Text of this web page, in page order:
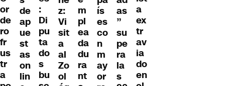
or
de
ro
fr
us
tr
a
de
ap
ue
st
as
on
lin
:
Di
pu
ta
do
s
bu
z:
Vi
sit
a
al
Zo
ol
m
pl
ea
da
du
ra
nt
ís
es
co
n
m
ay
or
as
”
su
pe
ra
la
s
a
ex
tr
av
ia
do
en